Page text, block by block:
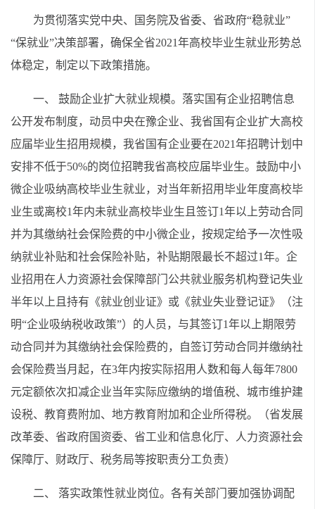
为贯彻落实党中央、国务院及省委、省政府“稳就业”
“保就业”决策部署，确保全省2021年高校毕业生就业形势总
体稳定，制定以下政策措施。
一、 鼓励企业扩大就业规模。落实国有企业招聘信息
公开发布制度，动员中央在豫企业、我省国有企业扩大高校
应届毕业生招用规模，我省国有企业要在2021年招聘计划中
安排不低于50%的岗位招聘我省高校应届毕业生。鼓励中小
微企业吸纳高校毕业生就业，对当年新招用毕业年度高校毕
业生或离校1年内未就业高校毕业生且签订1年以上劳动合同
并为其缴纳社会保险费的中小微企业，按规定给予一次性吸
纳就业补贴和社会保险补贴，补贴期限最长不超过1年。企
业招用在人力资源社会保障部门公共就业服务机构登记失业
半年以上且持有《就业创业证》或《就业失业登记证》（注
明“企业吸纳税收政策”）的人员，与其签订1年以上期限劳
动合同并为其缴纳社会保险费的，自签订劳动合同并缴纳社
会保险费当月起，在3年内按实际招用人数和每人每年7800
元定额依次扣减企业当年实际应缴纳的增值税、城市维护建
设税、教育费附加、地方教育附加和企业所得税。（省发展
改革委、省政府国资委、省工业和信息化厅、人力资源社会
保障厅、财政厅、税务局等按职责分工负责）
二、 落实政策性就业岗位。各有关部门要加强协调配